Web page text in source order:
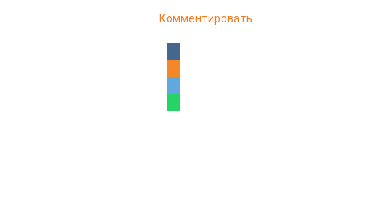
Комментировать